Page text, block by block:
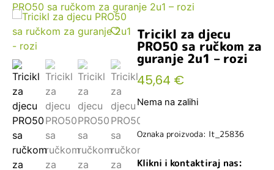
PRO50 sa ručkom za guranje 2u1 – rozi
Tricikl za djecu
PRO50 sa ručkom za
guranje 2u1 – rozi
45,64 €
Nema na zalihi
Oznaka proizvoda: lt_25836
Klikni i kontaktiraj nas: